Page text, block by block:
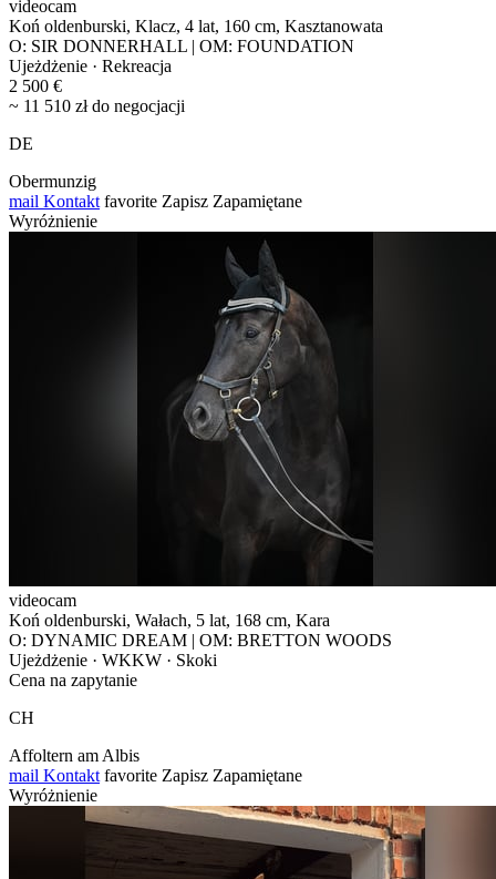
videocam
Koń oldenburski, Klacz, 4 lat, 160 cm, Kasztanowata
O: SIR DONNERHALL | OM: FOUNDATION
Ujeżdżenie · Rekreacja
2 500 €
~ 11 510 zł do negocjacji
DE
Obermunzig
mail Kontakt favorite Zapisz Zapamiętane
Wyróżnienie
videocam
Koń oldenburski, Wałach, 5 lat, 168 cm, Kara
O: DYNAMIC DREAM | OM: BRETTON WOODS
Ujeżdżenie · WKKW · Skoki
Cena na zapytanie
CH
Affoltern am Albis
mail Kontakt favorite Zapisz Zapamiętane
Wyróżnienie